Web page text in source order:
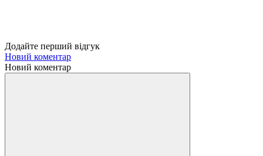
Додайте перший відгук
Новий коментар
Новий коментар